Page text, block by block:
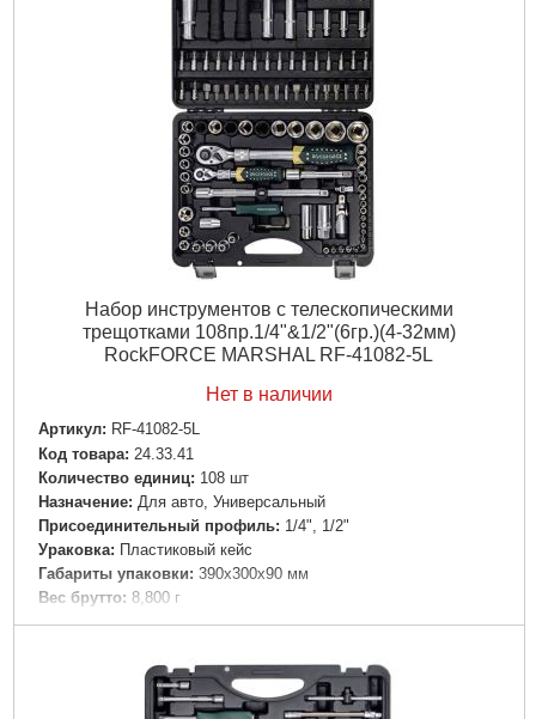
Пpиcoeдинитeльный пpoфиль: 1/4", 1/2"
Пластиковый кейс
Подробнее...
Набор инструментов с телескопическими
трещотками 108пр.1/4"&1/2"(6гр.)(4-32мм)
RockFORCE MARSHAL RF-41082-5L
Нет в наличии
Артикул: RF-41082-5L
Код товара: 24.33.41
Количество единиц: 108 шт
Назначение: Для авто, Универсальный
Пpиcoeдинитeльный пpoфиль: 1/4", 1/2"
Ураковка: Пластиковый кейс
Габариты упаковки: 390x300x90 мм
Вес брутто: 8,800 г